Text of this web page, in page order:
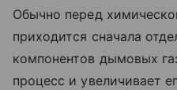
Обычно перед
приходится сначала
компонентов дымовых
процесс и увеличивает